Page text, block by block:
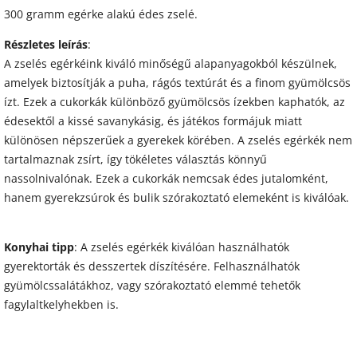
300 gramm egérke alakú édes zselé.
Részletes leírás:
A zselés egérkéink kiváló minőségű alapanyagokból készülnek,
amelyek biztosítják a puha, rágós textúrát és a finom gyümölcsös
ízt. Ezek a cukorkák különböző gyümölcsös ízekben kaphatók, az
édesektől a kissé savanykásig, és játékos formájuk miatt
különösen népszerűek a gyerekek körében. A zselés egérkék nem
tartalmaznak zsírt, így tökéletes választás könnyű
nassolnivalónak. Ezek a cukorkák nemcsak édes jutalomként,
hanem gyerekzsúrok és bulik szórakoztató elemeként is kiválóak.
Konyhai tipp: A zselés egérkék kiválóan használhatók
gyerektorták és desszertek díszítésére. Felhasználhatók
gyümölcssalátákhoz, vagy szórakoztató elemmé tehetők
fagylaltkelyhekben is.